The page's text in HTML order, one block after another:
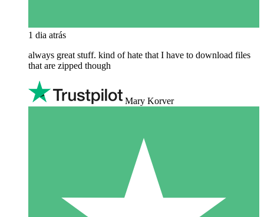
1 dia atrás
always great stuff. kind of hate that I have to download files
that are zipped though
Mary Korver